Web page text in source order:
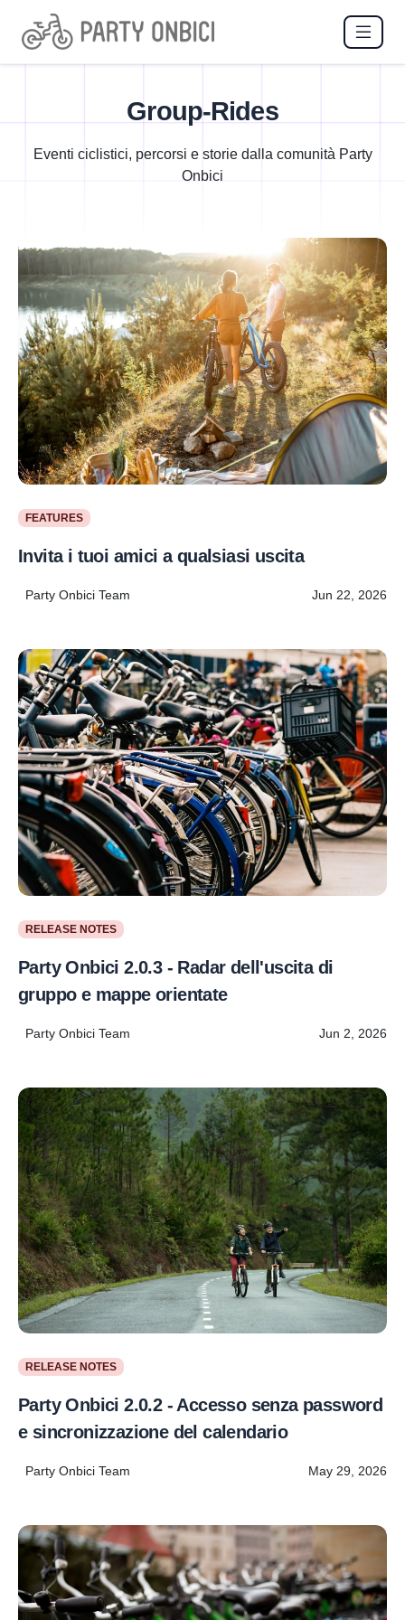
Group-Rides
Eventi ciclistici, percorsi e storie dalla comunità Party
Onbici
FEATURES
Invita i tuoi amici a qualsiasi uscita
Party Onbici Team Jun 22, 2026
RELEASE NOTES
Party Onbici 2.0.3 - Radar dell'uscita di
gruppo e mappe orientate
Party Onbici Team Jun 2, 2026
RELEASE NOTES
Party Onbici 2.0.2 - Accesso senza password
e sincronizzazione del calendario
Party Onbici Team May 29, 2026